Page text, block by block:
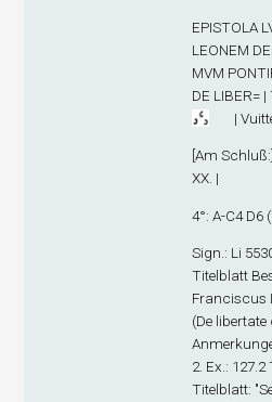
EPISTOLA
LEONEM
MVM
DE LIBER= |
|
[Am Schluß
XX. |
4°: A-C4D6
Sign.: Li
Titelblatt
Franciscus
(De
2. Ex.: 127.2
Titelblatt: